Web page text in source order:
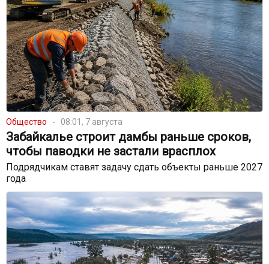
Общество 08:01, 7 августа
Забайкалье строит дамбы раньше сроков,
чтобы паводки не застали врасплох
Подрядчикам ставят задачу сдать объекты раньше 2027
года